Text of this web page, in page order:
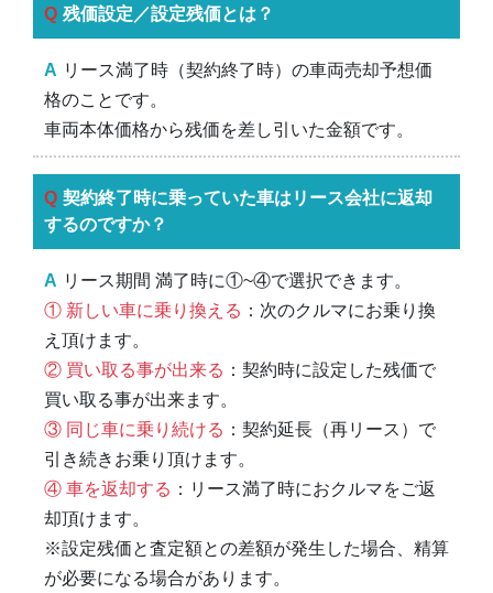
残価設定／設定残価とは？
リース満了時（契約終了時）の車両売却予想価
格のことです。
車両本体価格から残価を差し引いた金額です。
契約終了時に乗っていた車はリース会社に返却
するのですか？
リース期間 満了時に①~④で選択できます。
① 新しい車に乗り換える ：次のクルマにお乗り換
え頂けます。
② 買い取る事が出来る ：契約時に設定した残価で
買い取る事が出来ます。
③ 同じ車に乗り続ける ：契約延長（再リース）で
引き続きお乗り頂けます。
④ 車を返却する ：リース満了時におクルマをご返
却頂けます。
※設定残価と査定額との差額が発生した場合、精算
が必要になる場合があります。